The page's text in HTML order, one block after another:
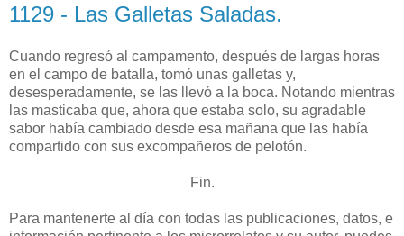
1129 - Las Galletas Saladas.
Cuando regresó al campamento, después de largas horas
en el campo de batalla, tomó unas galletas y,
desesperadamente, se las llevó a la boca. Notando mientras
las masticaba que, ahora que estaba solo, su agradable
sabor había cambiado desde esa mañana que las había
compartido con sus excompañeros de pelotón.
Fin.
Para mantenerte al día con todas las publicaciones, datos, e